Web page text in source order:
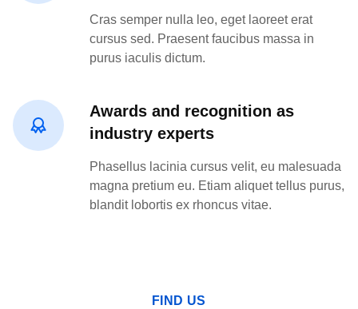
Cras semper nulla leo, eget laoreet erat
cursus sed. Praesent faucibus massa in
purus iaculis dictum.
Awards and recognition as
industry experts
Phasellus lacinia cursus velit, eu malesuada
magna pretium eu. Etiam aliquet tellus purus,
blandit lobortis ex rhoncus vitae.
FIND US